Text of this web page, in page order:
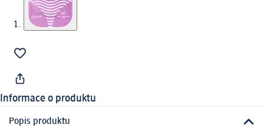
Informace o produktu
Popis produktu